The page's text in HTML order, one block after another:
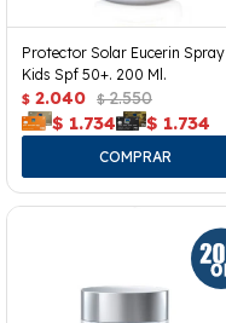
Protector Solar Eucerin Spray
Kids Spf 50+. 200 Ml.
$ 2.040 $ 2.550
$ 1.734 $ 1.734